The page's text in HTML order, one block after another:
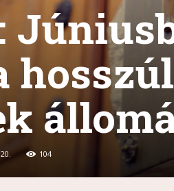
104